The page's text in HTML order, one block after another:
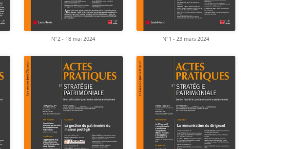
N°2 - 18 mai 2024 N°1 - 23 mars 2024